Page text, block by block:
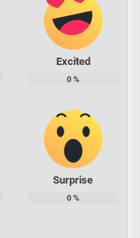
Excited
0%
Surprise
0%